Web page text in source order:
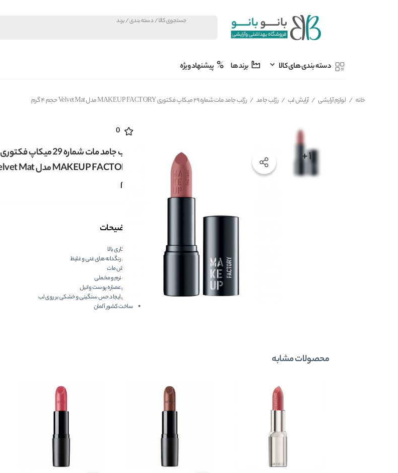
دسته بندی های کالا برند ها پیشنهاد ویژه
خانه / لوازم آرایشی / آرایش لب / رژلب جامد / رژلب جامد مات شماره 29 میکاپ فکتوری MAKEUP FACTORY مدل Velvet Mat حجم 4 گرم
0
رژلب جامد مات شماره 29 میکاپ فکتوری
گرم
توضیحات
ماندگاری بالا
دارای رنگدانه های غنی و غلیظ
پوشش مات
بافت نرم و مخملی
حاوی عصاره پوست وانیل
بدون ایجاد حس سنگینی و خشکی بر روی لب
ساخت کشور آلمان
محصولات مشابه